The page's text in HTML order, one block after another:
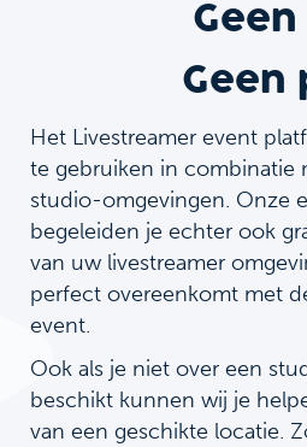
Geen
Het Livestreamer event
te gebruiken in combinatie
studio-omgevingen. Onze
begeleiden je echter ook
van uw livestreamer
perfect overeenkomt met
event.
Ook als je niet over een
beschikt kunnen wij je
van een geschikte locatie.